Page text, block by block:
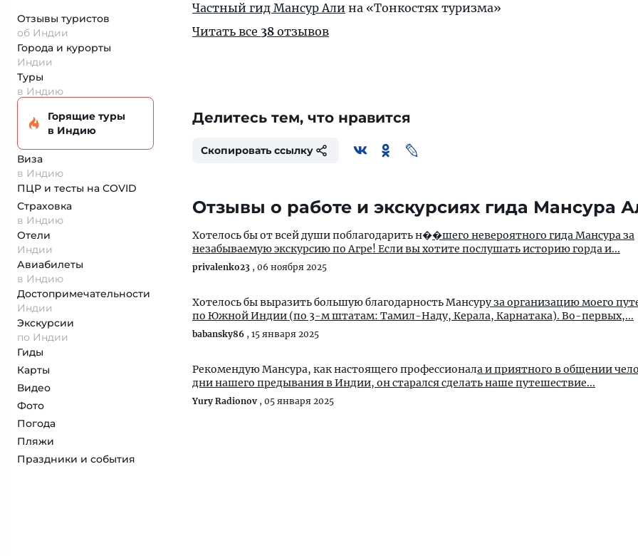
Отзывы туристов
об Индии
Города и курорты
Индии
Туры
в Индию
Горящие туры
в Индию
Виза
в Индию
ПЦР и тесты на COVID
Страховка
в Индию
Отели
Индии
Авиабилеты
в Индию
Достопримеча­тельности
Индии
Экскурсии
по Индии
Гиды
Карты
Видео
Фото
Погода
Пляжи
Праздники и события
Частный гид Мансур Али на «Тонкостях туризма»
Читать все 38 отзывов
Делитесь тем, что нравится
Скопировать ссылку
Отзывы о работе и экскурсиях гида Мансура
Хотелось бы от всей души поблагодарить н��шего невероятного гида Мансура за
незабываемую экскурсию по Агре! Если вы хотите послушать историю горда и...
privalenko23 , 06 ноября 2025
Хотелось бы выразить большую благодарность Мансуру за организацию моего
по Южной Индии (по 3-м штатам: Тамил-Наду, Керала, Карнатака). Во-первых,...
babansky86 , 15 января 2025
Рекомендую Мансура, как настоящего профессионала и приятного в общении
дни нашего предывания в Индии, он старался сделать наше путешествие...
Yury Radionov , 05 января 2025